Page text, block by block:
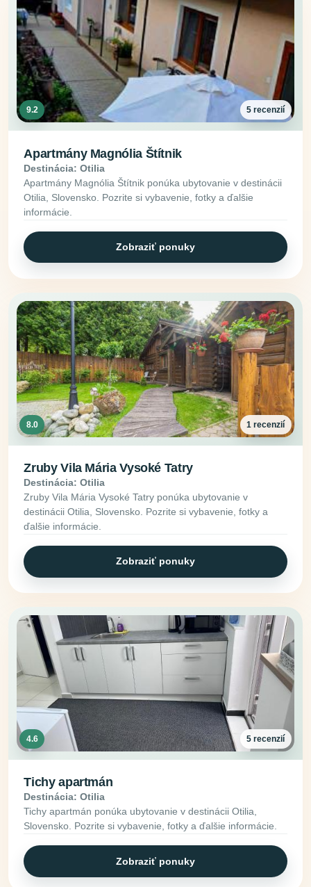
9.2 5 recenzií
Apartmány Magnólia Štítnik
Destinácia: Otilia
Apartmány Magnólia Štítnik ponúka ubytovanie v destinácii
Otilia, Slovensko. Pozrite si vybavenie, fotky a ďalšie
informácie.
Zobraziť ponuky
8.0 1 recenzií
Zruby Vila Mária Vysoké Tatry
Destinácia: Otilia
Zruby Vila Mária Vysoké Tatry ponúka ubytovanie v
destinácii Otilia, Slovensko. Pozrite si vybavenie, fotky a
ďalšie informácie.
Zobraziť ponuky
4.6 5 recenzií
Tichy apartmán
Destinácia: Otilia
Tichy apartmán ponúka ubytovanie v destinácii Otilia,
Slovensko. Pozrite si vybavenie, fotky a ďalšie informácie.
Zobraziť ponuky